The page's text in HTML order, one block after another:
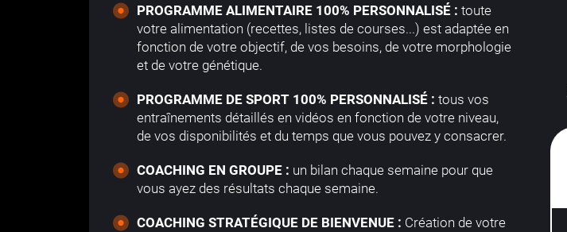
PROGRAMME ALIMENTAIRE 100% PERSONNALISÉ : toute
votre alimentation (recettes, listes de courses...) est adaptée en
fonction de votre objectif, de vos besoins, de votre morphologie
et de votre génétique.
PROGRAMME DE SPORT 100% PERSONNALISÉ : tous vos
entraînements détaillés en vidéos en fonction de votre niveau,
de vos disponibilités et du temps que vous pouvez y consacrer.
COACHING EN GROUPE : un bilan chaque semaine pour que
vous ayez des résultats chaque semaine.
COACHING STRATÉGIQUE DE BIENVENUE : Création de votre